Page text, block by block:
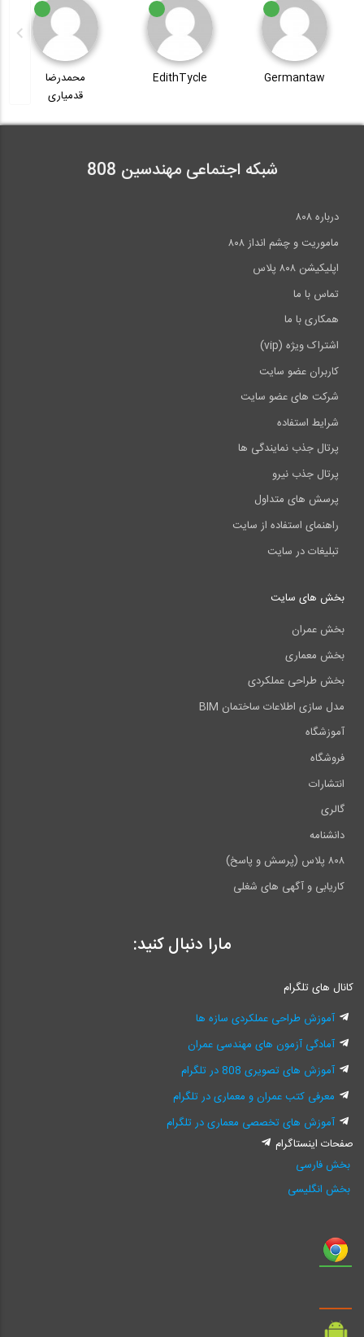
Germantaw
EdithTycle
محمدرضا
قدمیاری
شبکه اجتماعی مهندسین 808
درباره ۸۰۸
ماموریت و چشم انداز ۸۰۸
اپلیکیشن ۸۰۸ پلاس
تماس با ما
همکاری با ما
اشتراک ویژه (vip)
کاربران عضو سایت
شرکت های عضو سایت
شرایط استفاده
پرتال جذب نمایندگی ها
پرتال جذب نیرو
پرسش های متداول
راهنمای استفاده از سایت
تبلیغات در سایت
بخش های سایت
بخش عمران
بخش معماری
بخش طراحی عملکردی
مدل سازی اطلاعات ساختمان BIM
آموزشگاه
فروشگاه
انتشارات
گالری
دانشنامه
۸۰۸ پلاس (پرسش و پاسخ)
کاریابی و آگهی های شغلی
مارا دنبال کنید:
کانال های تلگرام
آموزش طراحی عملکردی سازه ها
آمادگی آزمون های مهندسی عمران
آموزش های تصویری 808 در تلگرام
معرفی کتب عمران و معماری در تلگرام
آموزش های تخصصی معماری در تلگرام
صفحات اینستاگرام
بخش فارسی
بخش انگلیسی